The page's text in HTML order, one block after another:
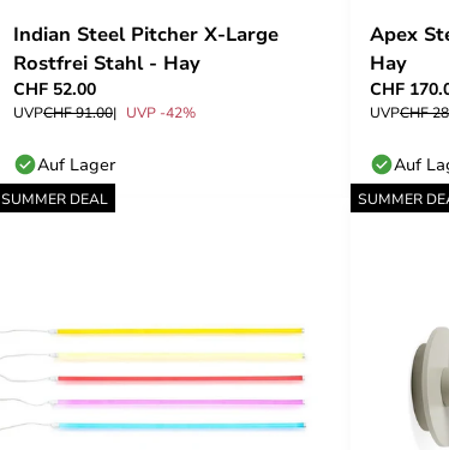
Indian Steel Pitcher X-Large
Rostfrei Stahl - Hay
CHF 52.00
UVPCHF 91.00 UVP -42%
Auf Lager
Apex
Hay
CHF
UVPCHF
Auf
SUMMER DEAL SUMMER